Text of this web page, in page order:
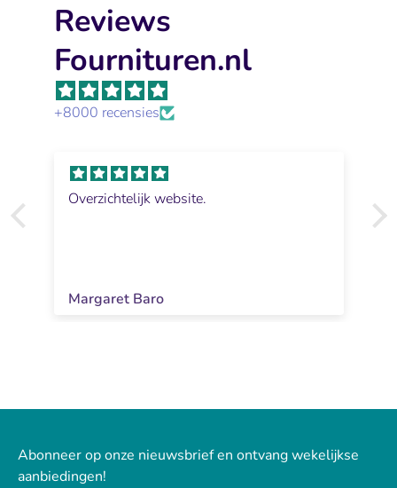
Reviews
Fournituren.nl
+8000 recensies
Overzichtelijk website.
Margaret Baro
Abonneer op onze nieuwsbrief en ontvang wekelijkse
aanbiedingen!